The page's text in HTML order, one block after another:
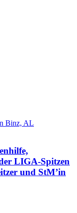
LIGA-Spitzen
und StM’in